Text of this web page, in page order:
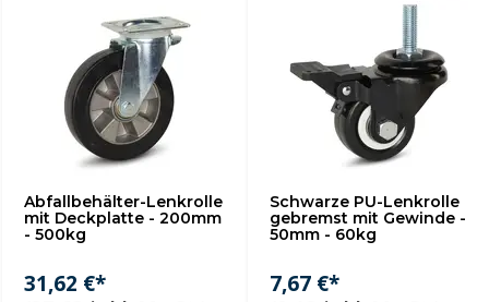
Abfallbehälter-Lenkrolle
mit Deckplatte - 200mm
- 500kg
31,62 €*
Schwarze PU-Lenkrolle
gebremst mit Gewinde -
50mm - 60kg
7,67 €*